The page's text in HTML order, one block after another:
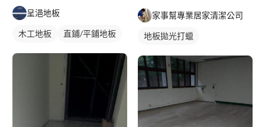
呈浥地板
木工地板 直鋪/平鋪地板
家事幫專業居家清潔公司
地板拋光打蠟